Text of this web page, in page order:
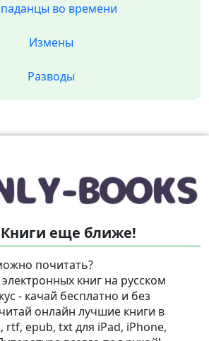
во времени
Измены
Разводы
еще ближе!
почитать?
книг на русском
- качай бесплатно и без
онлайн лучшие книги в
epub, txt для iPad, iPhone,